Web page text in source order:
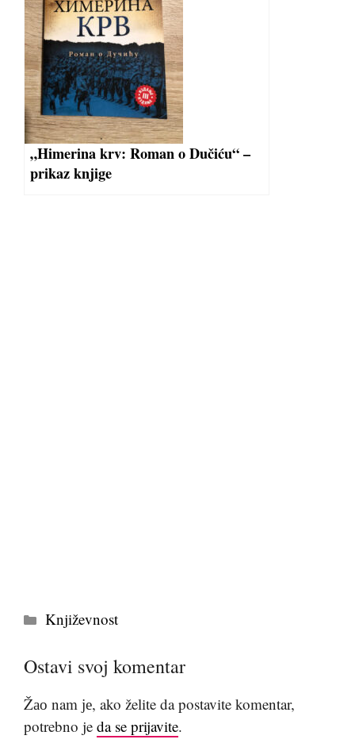
„Himerina krv: Roman o Dučiću“ –
prikaz knjige
Kategorije
Književnost
Ostavi svoj komentar
Žао nam је, ako želite da postavite komentar,
potrebno je da se prijavite.